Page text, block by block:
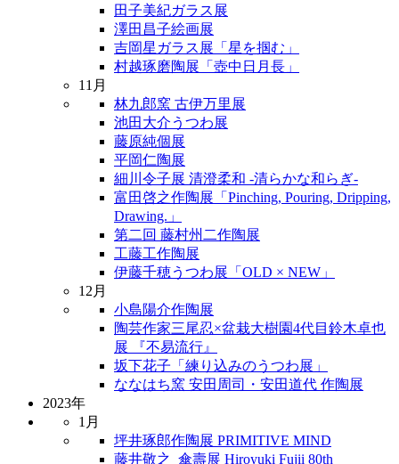
田子美紀ガラス展
澤田昌子絵画展
吉岡星ガラス展「星を掴む」
村越琢磨陶展「壺中日月長」
11月
林九郎窯 古伊万里展
池田大介うつわ展
藤原純個展
平岡仁陶展
細川令子展 清澄柔和 -清らかな和らぎ-
富田啓之作陶展「Pinching, Pouring, Dripping,
Drawing.」
第二回 藤村州二作陶展
工藤工作陶展
伊藤千穂うつわ展「OLD × NEW」
12月
小島陽介作陶展
陶芸作家三尾忍×盆栽大樹園4代目鈴木卓也
展 『不易流行』
坂下花子「練り込みのうつわ展」
ななはち窯 安田周司・安田道代 作陶展
2023年
1月
坪井琢郎作陶展 PRIMITIVE MIND
藤井敬之_傘壽展 Hiroyuki Fujii 80th